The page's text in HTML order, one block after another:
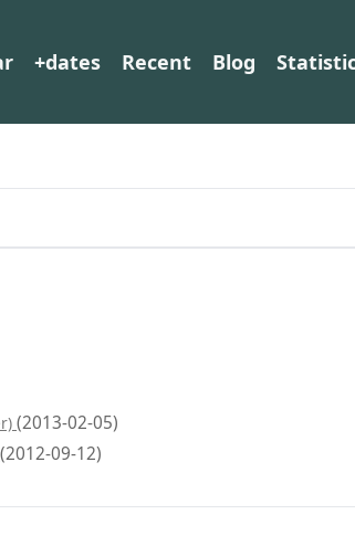
+dates Recent Blog
(2013-02-05)
(2012-09-12)